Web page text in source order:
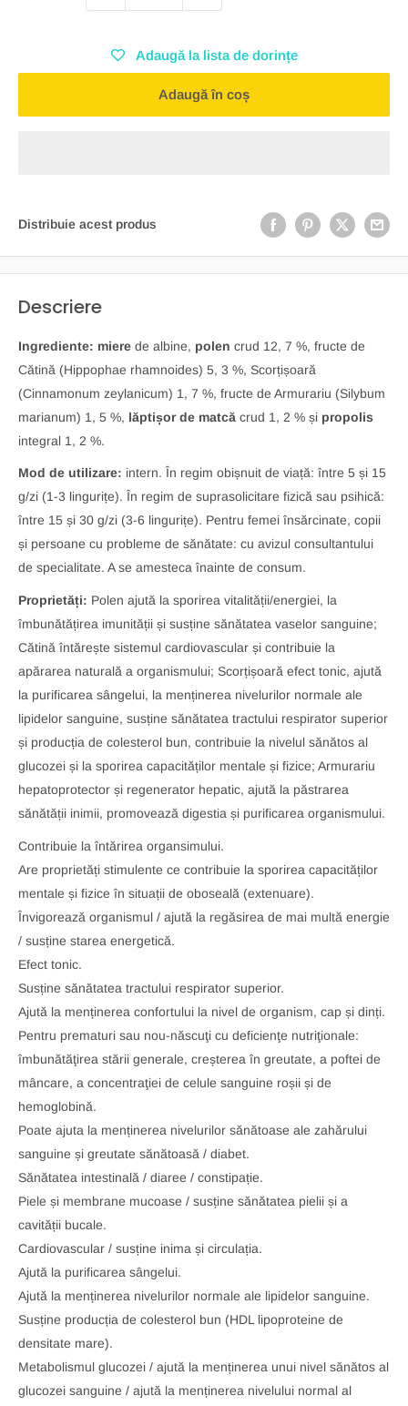
Adaugă la lista de dorințe
Adaugă în coș
Distribuie acest produs
Descriere
Ingrediente: miere de albine, polen crud 12, 7 %, fructe de
Cătină (Hippophae rhamnoides) 5, 3 %, Scorțișoară
(Cinnamonum zeylanicum) 1, 7 %, fructe de Armurariu (Silybum
marianum) 1, 5 %, lăptișor de matcă crud 1, 2 % și propolis
integral 1, 2 %.
Mod de utilizare: intern. În regim obișnuit de viață: între 5 și 15
g/zi (1-3 lingurițe). În regim de suprasolicitare fizică sau psihică:
între 15 și 30 g/zi (3-6 lingurițe). Pentru femei însărcinate, copii
și persoane cu probleme de sănătate: cu avizul consultantului
de specialitate. A se amesteca înainte de consum.
Proprietăți: Polen ajută la sporirea vitalității/energiei, la
îmbunătățirea imunității și susține sănătatea vaselor sanguine;
Cătină întărește sistemul cardiovascular și contribuie la
apărarea naturală a organismului; Scorțișoară efect tonic, ajută
la purificarea sângelui, la menținerea nivelurilor normale ale
lipidelor sanguine, susține sănătatea tractului respirator superior
și producția de colesterol bun, contribuie la nivelul sănătos al
glucozei și la sporirea capacităților mentale și fizice; Armurariu
hepatoprotector și regenerator hepatic, ajută la păstrarea
sănătății inimii, promovează digestia și purificarea organismului.
Contribuie la întărirea organsimului.
Are proprietăți stimulente ce contribuie la sporirea capacităților
mentale și fizice în situații de oboseală (extenuare).
Învigorează organismul / ajută la regăsirea de mai multă energie
/ susține starea energetică.
Efect tonic.
Susține sănătatea tractului respirator superior.
Ajută la menținerea confortului la nivel de organism, cap și dinți.
Pentru prematuri sau nou-născuţi cu deficienţe nutriţionale:
îmbunătăţirea stării generale, creșterea în greutate, a poftei de
mâncare, a concentraţiei de celule sanguine roșii și de
hemoglobină.
Poate ajuta la menținerea nivelurilor sănătoase ale zahărului
sanguine și greutate sănătoasă / diabet.
Sănătatea intestinală / diaree / constipație.
Piele și membrane mucoase / susține sănătatea pielii și a
cavității bucale.
Cardiovascular / susține inima și circulația.
Ajută la purificarea sângelui.
Ajută la menținerea nivelurilor normale ale lipidelor sanguine.
Susține producția de colesterol bun (HDL lipoproteine de
densitate mare).
Metabolismul glucozei / ajută la menținerea unui nivel sănătos al
glucozei sanguine / ajută la menținerea nivelului normal al